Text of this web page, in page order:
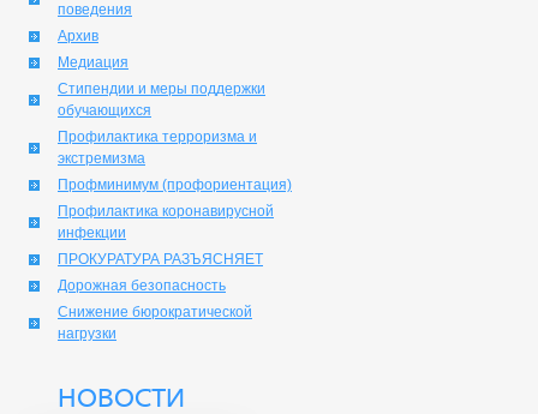
поведения
Архив
Медиация
Стипендии и меры поддержки
обучающихся
Профилактика терроризма и
экстремизма
Профминимум (профориентация)
Профилактика коронавирусной
инфекции
ПРОКУРАТУРА РАЗЪЯСНЯЕТ
Дорожная безопасность
Снижение бюрократической
нагрузки
НОВОСТИ